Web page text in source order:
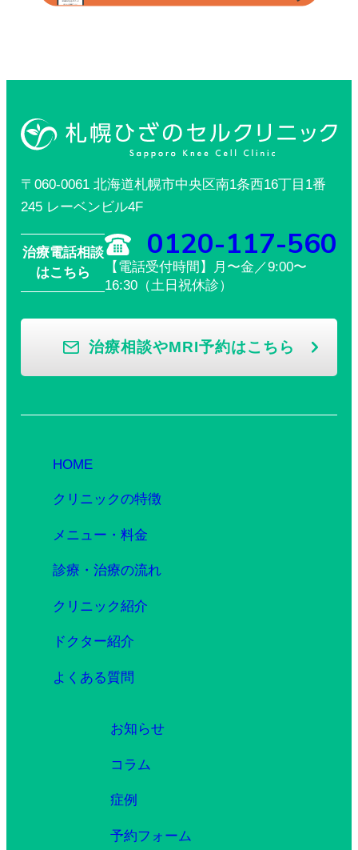
〒060-0061 北海道札幌市中央区南1条西16丁目1番
245 レーベンビル4F
治療電話相談
はこちら
0120-117-560
【電話受付時間】月〜金／9:00〜
16:30（土日祝休診）
治療相談やMRI予約はこちら
HOME
クリニックの特徴
メニュー・料金
診療・治療の流れ
クリニック紹介
ドクター紹介
よくある質問
お知らせ
コラム
症例
予約フォーム